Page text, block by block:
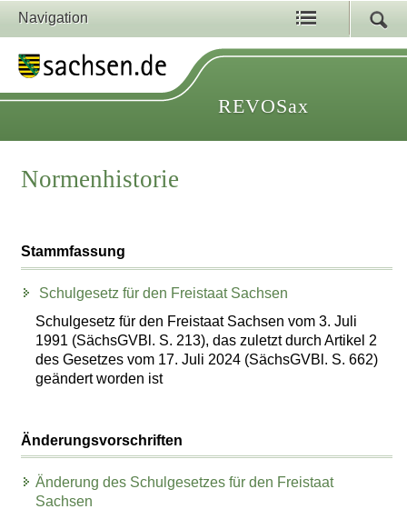
Navigation
REVOSax
Normenhistorie
Stammfassung
Schulgesetz für den Freistaat Sachsen
Schulgesetz für den Freistaat Sachsen vom 3. Juli
1991 (SächsGVBl. S. 213), das zuletzt durch Artikel 2
des Gesetzes vom 17. Juli 2024 (SächsGVBl. S. 662)
geändert worden ist
Änderungsvorschriften
Änderung des Schulgesetzes für den Freistaat
Sachsen